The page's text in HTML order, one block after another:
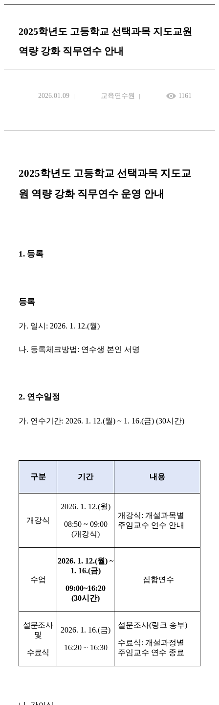
2025학년도 고등학교 선택과목 지도교원
역량 강화 직무연수 안내
2026.01.09 교육연수원 1161
2025학년도 고등학교 선택과목 지도교
원 역량 강화 직무연수 운영 안내
1. 등록
등록
가. 일시 : 2026. 1. 12.(월)
나. 등록체크방법: 연수생 본인 서명
2. 연수일정
가. 연수기간: 2026. 1. 12.(월) ~ 1. 16.(금) (30시간)
구분 기간 내용
개강식
2026. 1. 12.(월)
08:50 ~ 09:00
(개강식)
개강식: 개설과목별
주임교수 연수 안내
수업
2026. 1. 12.(월) ~
1. 16.(금)
09:00~16:20
(30시간)
집합연수
설문조사
및
수료식
2026. 1. 16.(금)
16:20 ~ 16:30
설문조사(링크 송부)
수료식: 개설과정별
주임교수 연수 종료